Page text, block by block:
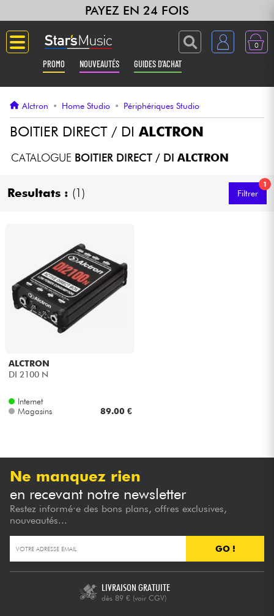
PAYEZ EN 24 FOIS
0
PROMO NOUVEAUTÉS GUIDES D'ACHAT
Guitares & Basses
Amplis & Effets
Claviers & Pianos
Home Studio
Casques
Micros & HF
Eclairage
Vents
Violons & Quatuor
Eveil Musical
Alctron • Home Studio • Périphériques Studio
BOITIER DIRECT / DI ALCTRON
CATALOGUE BOITIER DIRECT / DI ALCTRON
Resultats : (1)
1
Filtrer
ALCTRON
DI 2100 N
Internet
Magasins
89.00 €
Ne manquez rien
en recevant notre newsletter
Restez informé·e des bons plans, offres exclusives,
nouveautés...
GO !
LIVRAISON GRATUITE
dès 89 € (voir CGV)